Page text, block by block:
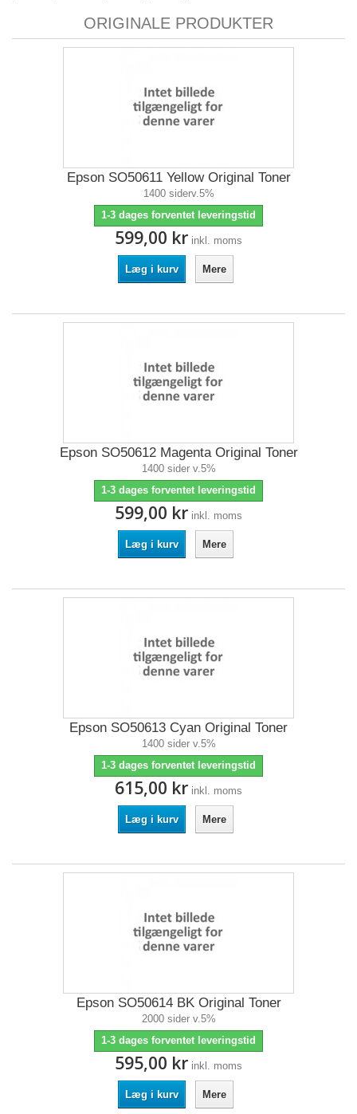
ORIGINALE PRODUKTER
Epson SO50611 Yellow Original Toner
1400 siderv.5%
1-3 dages forventet leveringstid
599,00 kr inkl. moms
Læg i kurv Mere
Epson SO50612 Magenta Original Toner
1400 sider v.5%
1-3 dages forventet leveringstid
599,00 kr inkl. moms
Læg i kurv Mere
Epson SO50613 Cyan Original Toner
1400 sider v.5%
1-3 dages forventet leveringstid
615,00 kr inkl. moms
Læg i kurv Mere
Epson SO50614 BK Original Toner
2000 sider v.5%
1-3 dages forventet leveringstid
595,00 kr inkl. moms
Læg i kurv Mere